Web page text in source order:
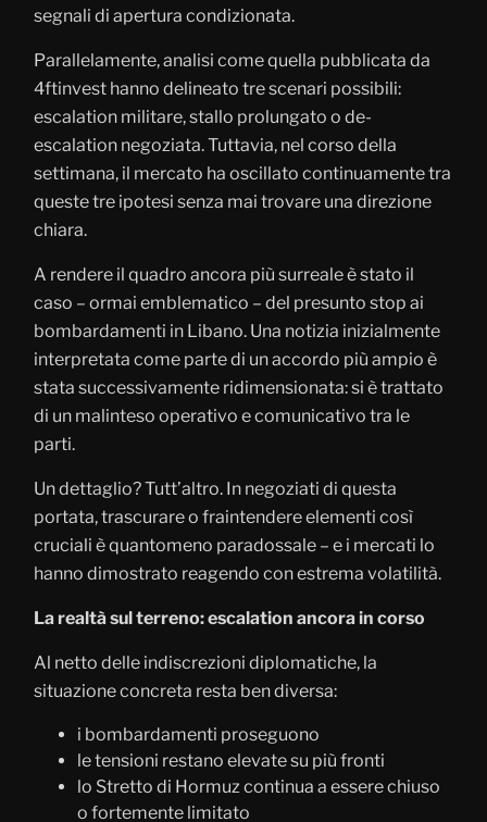
segnali di apertura condizionata.
Parallelamente, analisi come quella pubblicata da
4ftinvest hanno delineato tre scenari possibili:
escalation militare, stallo prolungato o de-
escalation negoziata. Tuttavia, nel corso della
settimana, il mercato ha oscillato continuamente tra
queste tre ipotesi senza mai trovare una direzione
chiara.
A rendere il quadro ancora più surreale è stato il
caso – ormai emblematico – del presunto stop ai
bombardamenti in Libano. Una notizia inizialmente
interpretata come parte di un accordo più ampio è
stata successivamente ridimensionata: si è trattato
di un malinteso operativo e comunicativo tra le
parti.
Un dettaglio? Tutt’altro. In negoziati di questa
portata, trascurare o fraintendere elementi così
cruciali è quantomeno paradossale – e i mercati lo
hanno dimostrato reagendo con estrema volatilità.
La realtà sul terreno: escalation ancora in corso
Al netto delle indiscrezioni diplomatiche, la
situazione concreta resta ben diversa:
i bombardamenti proseguono
le tensioni restano elevate su più fronti
lo Stretto di Hormuz continua a essere chiuso
o fortemente limitato